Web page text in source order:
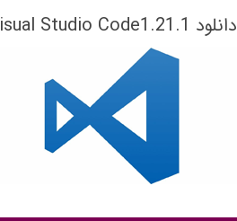
دانلود Visual Studio Code1.21.1